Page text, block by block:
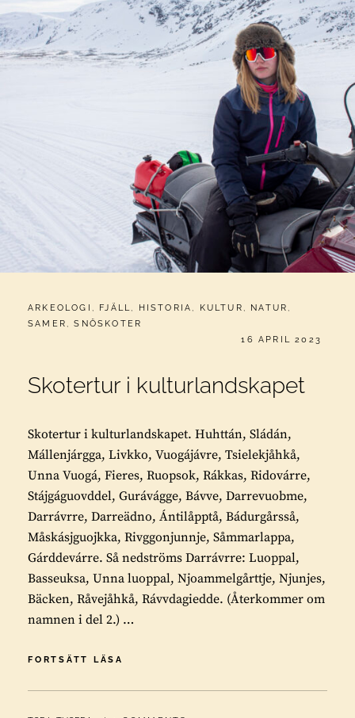
CATEGORIES:
ARKEOLOGI , FJÄLL, HISTORIA , KULTUR , NATUR ,
SAMER ,SNÖSKOTER
PUBLICERAT
16 APRIL 2023
Skotertur i kulturlandskapet
Skotertur i kulturlandskapet. Huhttán, Sládán,
Mállenjárgga, Livkko, Vuogájávre, Tsielekjåhkå,
Unna Vuogá, Fieres, Ruopsok, Rákkas, Ridovárre,
Stájgáguovddel, Gurávágge, Bávve, Darrevuobme,
Darrávrre, Darreädno, Ántilåpptå, Bádurgårsså,
Måskásjguojkka, Rivggonjunnje, Såmmarlappa,
Gárddevárre. Så nedströms Darrávrre: Luoppal,
Basseuksa, Unna luoppal, Njoammelgårttje, Njunjes,
Bäcken, Råvejåhkå, Rávvdagiedde. (Återkommer om
namnen i del 2.) …
FORTSÄTT LÄSA
KULTURLANDSKAPET